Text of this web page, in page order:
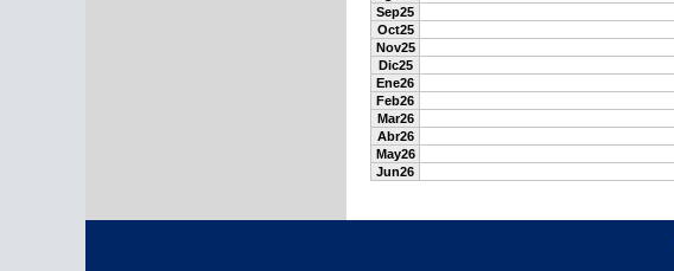
Sep25
Oct25
Nov25
Dic25
Ene26
Feb26
Mar26
Abr26
May26
Jun26